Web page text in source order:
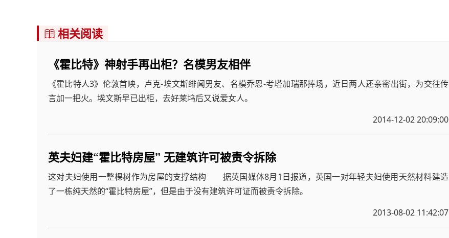
 相关阅读
《霍比特》神射手再出柜？名模男友相伴
《霍比特人3》伦敦首映，卢克-埃文斯绯闻男友、名模乔恩-考塔加瑞那捧场，近日两人还亲密出街，为交往传
言加一把火。埃文斯早已出柜，去好莱坞后又说爱女人。
2014-12-02 20:09:00
英夫妇建“霍比特房屋” 无建筑许可被责令拆除
这对夫妇使用一整棵树作为房屋的支撑结构 据英国媒体8月1日报道，英国一对年轻夫妇使用天然材料建造
了一栋纯天然的“霍比特房屋”，但是由于没有建筑许可证而被责令拆除。
2013-08-02 11:42:07